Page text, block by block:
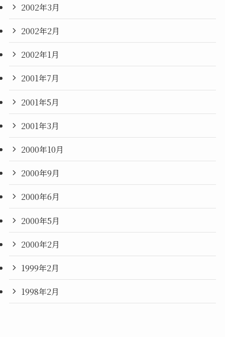
2002年3月
2002年2月
2002年1月
2001年7月
2001年5月
2001年3月
2000年10月
2000年9月
2000年6月
2000年5月
2000年2月
1999年2月
1998年2月